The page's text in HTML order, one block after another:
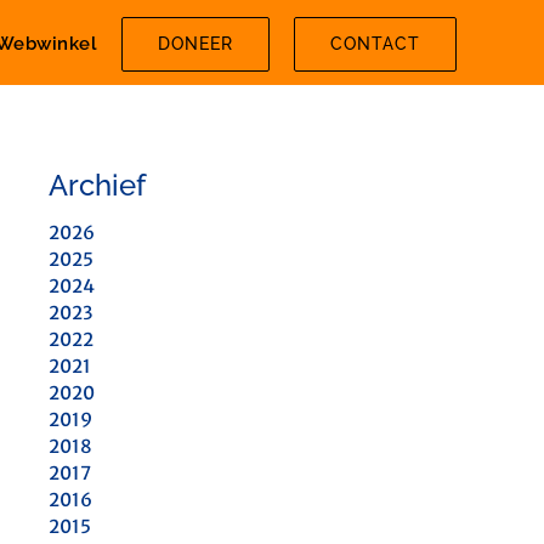
DONEER CONTACT
Archief
2026
2025
2024
2023
2022
2021
2020
2019
2018
2017
2016
2015